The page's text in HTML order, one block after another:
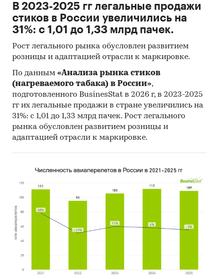
Потребление табачных изделий
Производство табачных изделий
Импорт и экспорт табачных изделий
В обзоре детализирована информация по
видам табачных изделий:
Сигары, сигары с обрезанными концами и
сигариллы
Сигареты
Табак и прочие табачные изделия
При подготовке обзора использована
официальная статистика:
United Nations Statistics Division
Статкомитет Республики Ирак
National Agencies and Compendia
Index Mundi
International Monetary Fund
В 2023-2025 гг легальные продажи
стиков в России увеличились на
31%: с 1,01 до 1,33 млрд пачек.
Рост легального рынка обусловлен развитием
розницы и адаптацией отрасли к маркировке.
По данным «Анализа рынка стиков
(нагреваемого табака) в России»,
подготовленного BusinesStat в 2026 г, в 2023-2025
гг их легальные продажи в стране увеличились на
31%: с 1,01 до 1,33 млрд пачек. Рост легального
рынка обусловлен развитием розницы и
адаптацией отрасли к маркировке.